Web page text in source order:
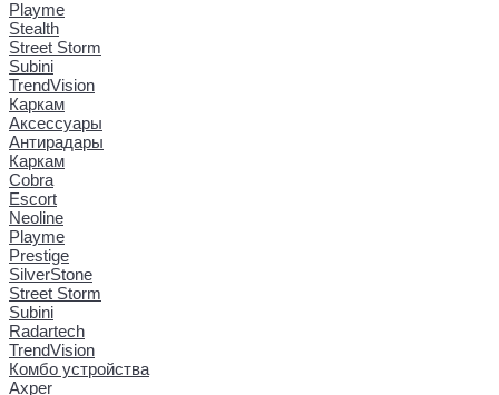
Playme
Stealth
Street Storm
Subini
TrendVision
Каркам
Аксессуары
Антирадары
Каркам
Cobra
Escort
Neoline
Playme
Prestige
SilverStone
Street Storm
Subini
Radartech
TrendVision
Комбо устройства
Axper